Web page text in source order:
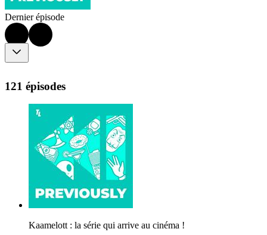
Dernier épisode
121 épisodes
Kaamelott : la série qui arrive au cinéma !